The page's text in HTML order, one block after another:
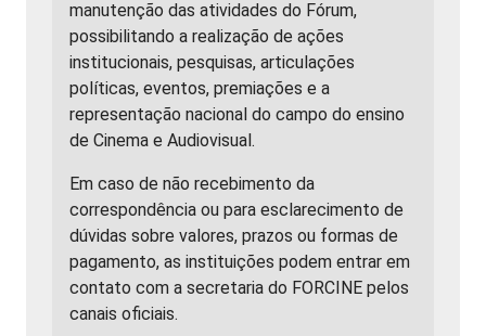
manutenção das atividades do Fórum,
possibilitando a realização de ações
institucionais, pesquisas, articulações
políticas, eventos, premiações e a
representação nacional do campo do ensino
de Cinema e Audiovisual.
Em caso de não recebimento da
correspondência ou para esclarecimento de
dúvidas sobre valores, prazos ou formas de
pagamento, as instituições podem entrar em
contato com a secretaria do FORCINE pelos
canais oficiais.